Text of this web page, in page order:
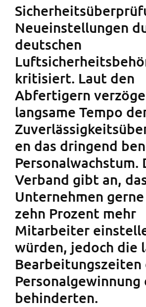
Neueinstellungen
deutschen
kritisiert. Laut den
Abfertigern
langsame Tempo
en das dringend
Personalwachstum.
Verband gibt an,
Unternehmen
zehn Prozent mehr
Mitarbeiter
würden, jedoch die
Bearbeitungszeiten
Personalgewinnung
behinderten.